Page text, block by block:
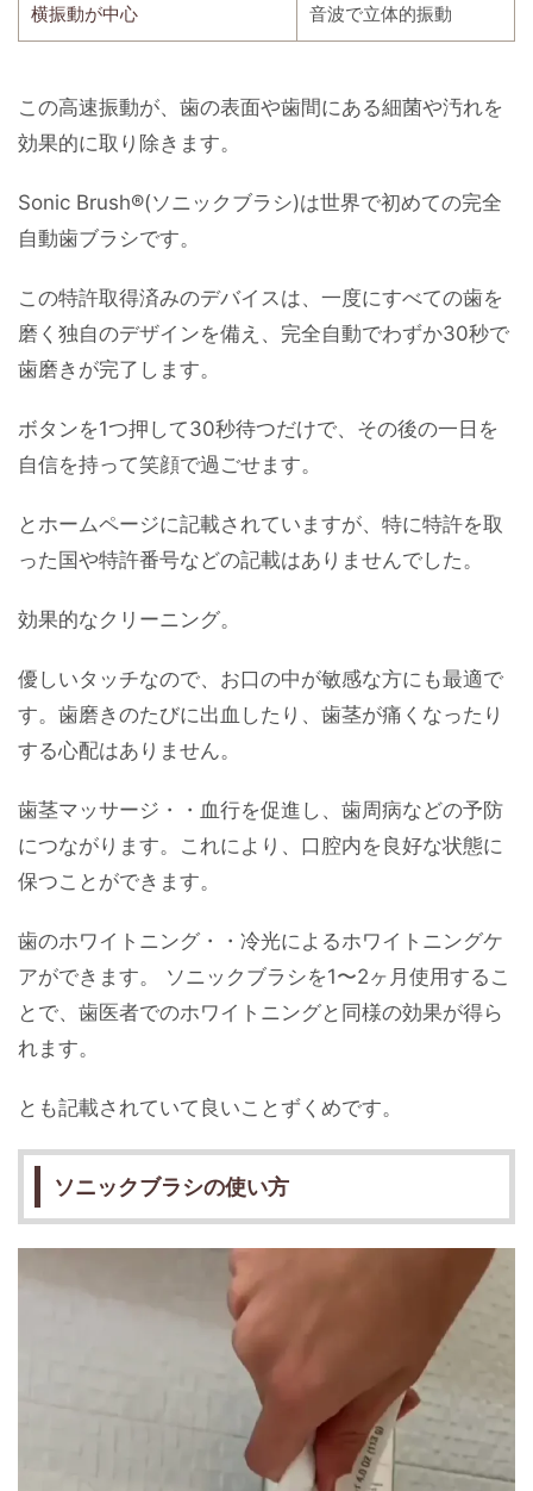
横振動が中心 音波で立体的振動
この高速振動が、歯の表面や歯間にある細菌や汚れを
効果的に取り除きます。
Sonic Brush®(ソニックブラシ)は世界で初めての完全
自動歯ブラシです。
この特許取得済みのデバイスは、一度にすべての歯を
磨く独自のデザインを備え、完全自動でわずか30秒で
歯磨きが完了します。
ボタンを1つ押して30秒待つだけで、その後の一日を
自信を持って笑顔で過ごせます。
とホームページに記載されていますが、特に特許を取
った国や特許番号などの記載はありませんでした。
効果的なクリーニング。
優しいタッチなので、お口の中が敏感な方にも最適で
す。歯磨きのたびに出血したり、歯茎が痛くなったり
する心配はありません。
歯茎マッサージ・・血行を促進し、歯周病などの予防
につながります。これにより、口腔内を良好な状態に
保つことができます。
歯のホワイトニング・・冷光によるホワイトニングケ
アができます。 ソニックブラシを1〜2ヶ月使用するこ
とで、歯医者でのホワイトニングと同様の効果が得ら
れます。
とも記載されていて良いことずくめです。
ソニックブラシの使い方